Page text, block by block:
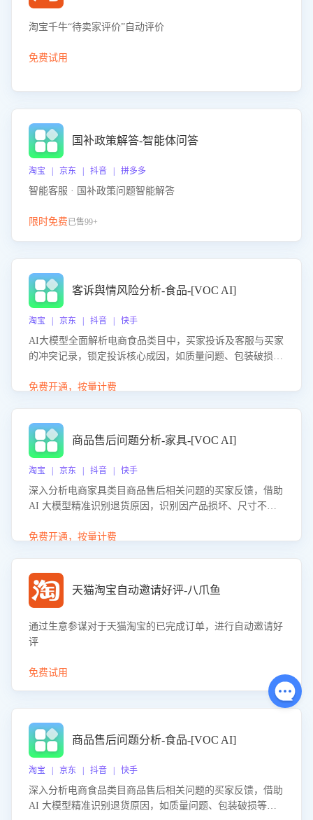
淘宝千牛“待卖家评价”自动评价
免费试用
国补政策解答-智能体问答
淘宝 | 京东 | 抖音 | 拼多多
智能客服 · 国补政策问题智能解答
限时免费已售99+
客诉舆情风险分析-食品-[VOC AI]
淘宝 | 京东 | 抖音 | 快手
AI大模型全面解析电商食品类目中，买家投诉及客服与买家
的冲突记录，锁定投诉核心成因，如质量问题、包装破损
置差评防控，提升客户满意度。
免费开通，按量计费
商品售后问题分析-家具-[VOC AI]
淘宝 | 京东 | 抖音 | 快手
深入分析电商家具类目商品售后相关问题的买家反馈，借助
AI 大模型精准识别退货原因，识别因产品损坏、尺寸不符
力商家优化产品或服务，实现销售额的显著提升。
免费开通，按量计费
天猫淘宝自动邀请好评-八爪鱼
通过生意参谋对于天猫淘宝的已完成订单，进行自动邀请好
评
免费试用
商品售后问题分析-食品-[VOC AI]
淘宝 | 京东 | 抖音 | 快手
深入分析电商食品类目商品售后相关问题的买家反馈，借助
AI 大模型精准识别退货原因，如质量问题、包装破损等，